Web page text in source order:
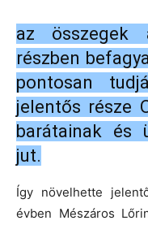
az összegek
részben
pontosan
jelentős része
barátainak és
jut.
Így növelhette
évben Mészáros